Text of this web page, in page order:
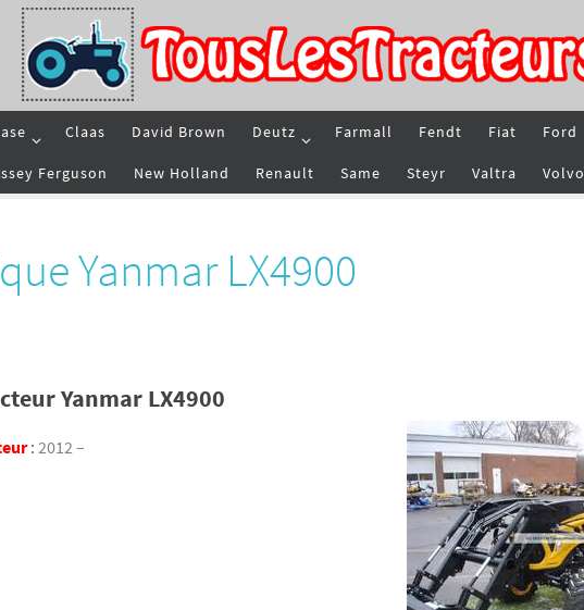
Claas David Brown Deutz Farmall Fendt Fiat Ford
Ferguson New Holland Renault Same Steyr Valtra Volvo
Yanmar LX4900
Yanmar LX4900
: 2012 –